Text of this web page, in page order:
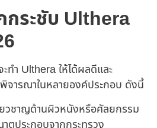
กระชับ Ulthera
ทำ Ulthera ให้ได้ผลดีและ
จารณาในหลายองค์ประกอบ ดังนี้
ชาญด้านผิวหนังหรือศัลยกรรม
ตประกอบจากกระทรวง